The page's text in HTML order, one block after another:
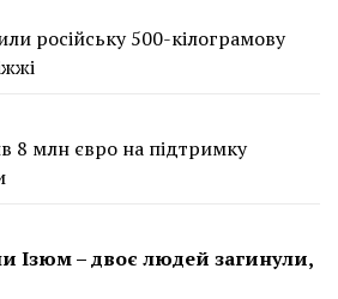
російську 500-кілограмову
8 млн євро на підтримку
Ізюм – двоє людей загинули,